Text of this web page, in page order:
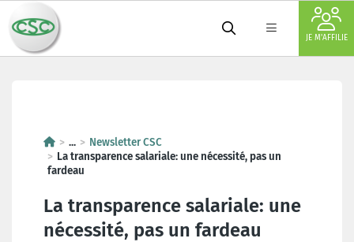
JE M'AFFILIE
...
Newsletter CSC
La transparence salariale: une nécessité, pas un
fardeau
La transparence salariale: une
nécessité, pas un fardeau